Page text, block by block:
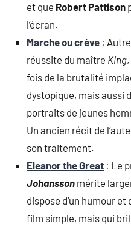
et que Robert Pattison
l’écran.
Marche ou crève :
réussite du maître King
fois de la brutalité
dystopique, mais aussi
portraits de jeunes
Un ancien récit de
son traitement.
Eleanor the Great : Le
Johansson mérite
dispose d’un humour et
film simple, mais qui